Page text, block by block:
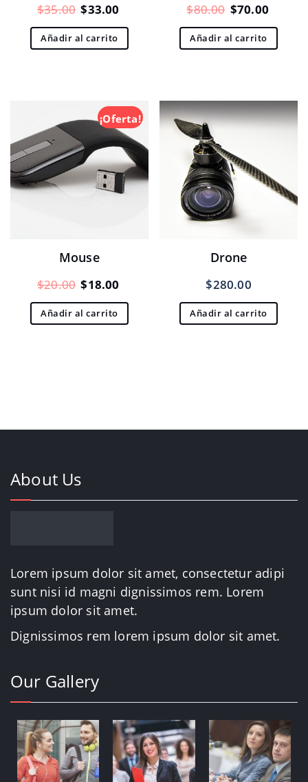
$35.00 El
precio
original
$33.00
precio
actual
Añadir al carrito
$80.00 El
precio
original
$70.00
precio
actual
Añadir al carrito
¡Oferta!
Mouse
$20.00 El
precio
original
$18.00
precio
actual
Añadir al carrito
Drone
$280.00
Añadir al carrito
About Us
Lorem ipsum dolor sit amet, consectetur adipi
sunt nisi id magni dignissimos rem. Lorem
ipsum dolor sit amet.
Dignissimos rem lorem ipsum dolor sit amet.
Our Gallery